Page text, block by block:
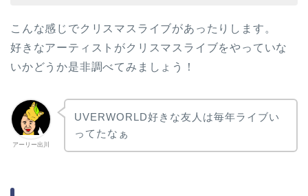
こんな感じでクリスマスライブがあったりします。
好きなアーティストがクリスマスライブをやっていな
いかどうか是非調べてみましょう！
アーリー出川
UVERWORLD好きな友人は毎年ライブい
ってたなぁ